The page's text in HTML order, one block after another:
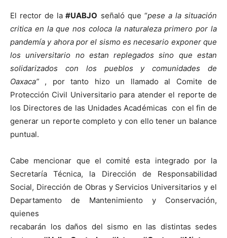
El rector de la #UABJO señaló que “pese a la situación
critica en la que nos coloca la naturaleza primero por la
pandemía y ahora por el sismo es necesario exponer que
los universitario no estan replegados sino que estan
solidarizados con los pueblos y comunidades de
Oaxaca” , por tanto hizo un llamado al Comite de
Protección Civil Universitario para atender el reporte de
los Directores de las Unidades Académicas con el fin de
generar un reporte completo y con ello tener un balance
puntual.
Cabe mencionar que el comité esta integrado por la
Secretaría Técnica, la Dirección de Responsabilidad
Social, Dirección de Obras y Servicios Universitarios y el
Departamento de Mantenimiento y Conservación,
quienes
recabarán los daños del sismo en las distintas sedes